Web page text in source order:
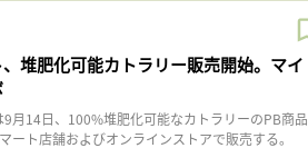
、堆肥化可能カトラリー販売開始。マイ
月14日、100%堆肥化可能なカトラリーのPB商品
ート店舗およびオンラインストアで販売する。